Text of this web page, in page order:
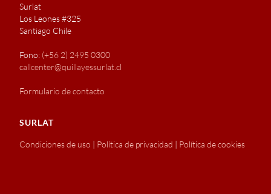
Surlat
Los Leones #325
Santiago Chile
Fono: (+56 2) 2495 0300
callcenter@quillayessurlat.cl
Formulario de contacto
SURLAT
Condiciones de uso | Política de privacidad | Política de cookies